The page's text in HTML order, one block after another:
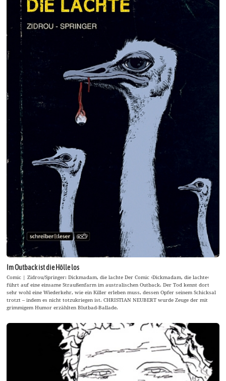
Im Outback ist die Hölle los
Comic | Zidrou/Springer: Dickmadam, die lachte Der Comic ›Dickmadam, die lachte‹
führt auf eine einsame Straußenfarm im australischen Outback. Der Tod kennt dort
sehr wohl eine Wiederkehr, wie ein Killer erleben muss, dessen Opfer seinem Schicksal
trotzt – indem es nicht totzukriegen ist. CHRISTIAN NEUBERT wurde Zeuge der mit
grimmigem Humor erzählten Blutbad-Ballade.